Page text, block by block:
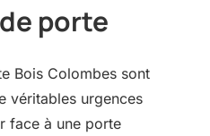
porte
Bois Colombes sont
véritables urgences
face à une porte